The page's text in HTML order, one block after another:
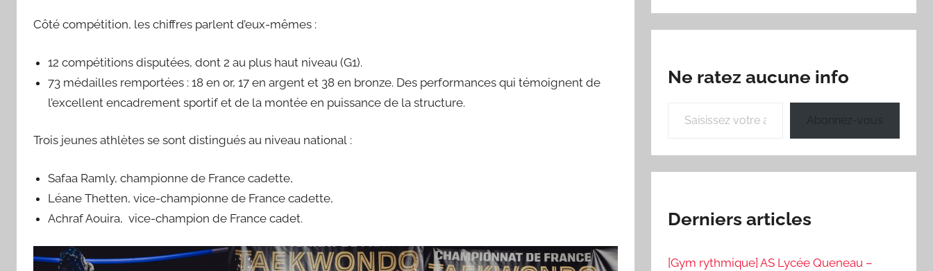
Côté compétition, les chiffres parlent d’eux-mêmes :
12 compétitions disputées, dont 2 au plus haut niveau (G1).
73 médailles remportées : 18 en or, 17 en argent et 38 en bronze. Des performances qui témoignent de
l’excellent encadrement sportif et de la montée en puissance de la structure.
Trois jeunes athlètes se sont distingués au niveau national :
Safaa Ramly, championne de France cadette,
Léane Thetten, vice-championne de France cadette,
Achraf Aouira, vice-champion de France cadet.
Ne ratez aucune info
Abonnez-vous
Derniers articles
[Gym rythmique] AS Lycée Queneau –